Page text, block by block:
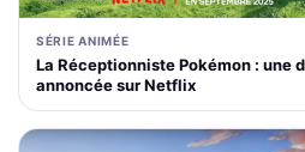
SÉRIE ANIMÉE
La Réceptionniste Pokémon : une
annoncée sur Netflix